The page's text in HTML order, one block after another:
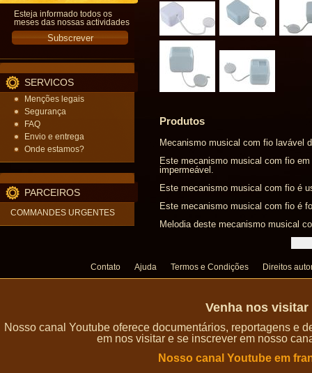
Esteja informado todos os
meses das nossas actividades
SERVICOS
Menções legais
Segurança
FAQ
Envio e entrega
Onde estamos?
PARCEIROS
COMMANDES URGENTES
Produtos
Mecanismo musical com fio lavável
Este mecanismo musical com fio
impermeável.
Este mecanismo musical com fio é
Este mecanismo musical com fio é
Melodia deste mecanismo musical
Contato Ajuda Termos e Condições Direitos
Venha nos
Nosso canal Youtube oferece documentários, reportagens e
em nos visitar e se inscrever em nosso
Nosso canal Youtube em